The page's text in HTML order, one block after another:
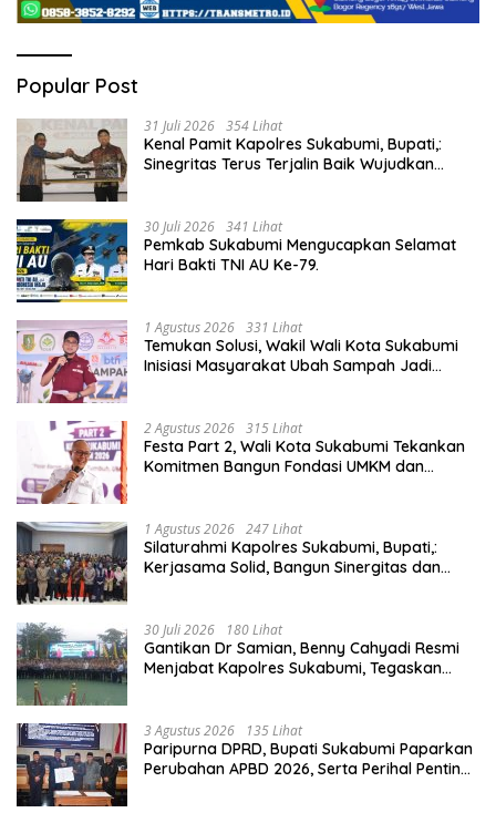
Popular Post
31 Juli 2026 354 Lihat
Kenal Pamit Kapolres Sukabumi, Bupati,:
Sinegritas Terus Terjalin Baik Wujudkan
30 Juli 2026 341 Lihat
Pemkab Sukabumi Mengucapkan Selamat
Hari Bakti TNI AU Ke-79.
1 Agustus 2026 331 Lihat
Temukan Solusi, Wakil Wali Kota Sukabumi
Inisiasi Masyarakat Ubah Sampah Jadi
2 Agustus 2026 315 Lihat
Festa Part 2, Wali Kota Sukabumi Tekankan
Komitmen Bangun Fondasi UMKM dan
1 Agustus 2026 247 Lihat
Silaturahmi Kapolres Sukabumi, Bupati,:
Kerjasama Solid, Bangun Sinergitas dan
30 Juli 2026 180 Lihat
Gantikan Dr Samian, Benny Cahyadi Resmi
Menjabat Kapolres Sukabumi, Tegaskan
3 Agustus 2026 135 Lihat
Paripurna DPRD, Bupati Sukabumi Paparkan
Perubahan APBD 2026, Serta Perihal Penting